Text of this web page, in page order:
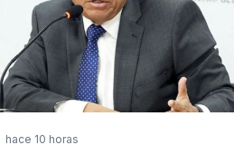
hace 10 horas